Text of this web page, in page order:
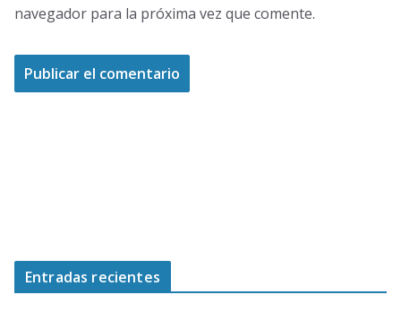
navegador para la próxima vez que comente.
Entradas recientes